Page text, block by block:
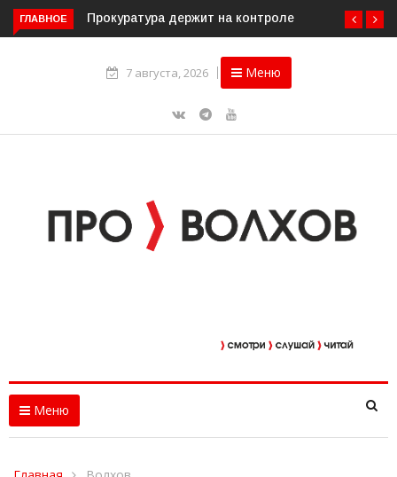
ГЛАВНОЕ
Прокуратура держит на контроле организацию
пассажирских перевозок в Волховском районе
7 августа, 2026